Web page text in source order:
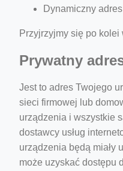
Dynamiczny
Przyjrzyjmy się po kolei
Prywatny
Jest to adres Twojego
sieci firmowej lub
urządzenia i wszystkie
dostawcy usług
urządzenia będą miały
może uzyskać dostępu